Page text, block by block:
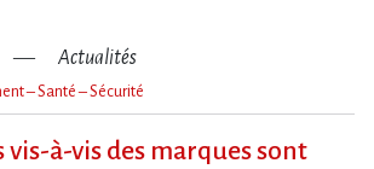
Actualités
– Santé – Sécurité
vis-à-vis des marques sont